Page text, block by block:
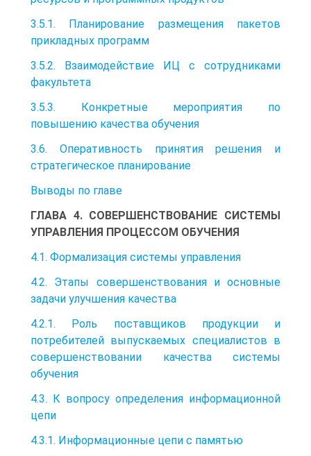
3.5.1. Планирование размещения пакетов
прикладных программ
3.5.2. Взаимодействие ИЦ с сотрудниками
факультета
3.5.3. Конкретные мероприятия по
повышению качества обучения
3.6. Оперативность принятия решения и
стратегическое планирование
Выводы по главе
ГЛАВА 4. СОВЕРШЕНСТВОВАНИЕ СИСТЕМЫ
УПРАВЛЕНИЯ ПРОЦЕССОМ ОБУЧЕНИЯ
4.1. Формализация системы управления
4.2. Этапы совершенствования и основные
задачи улучшения качества
4.2.1. Роль поставщиков продукции и
потребителей выпускаемых специалистов в
совершенствовании качества системы
обучения
4.3. К вопросу определения информационной
цепи
4.3.1. Информационные цепи с памятью